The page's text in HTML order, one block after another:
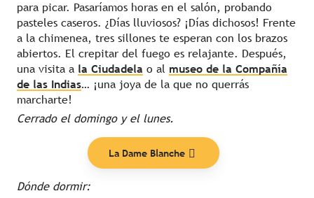
para picar. Pasaríamos horas en el salón, probando
pasteles caseros. ¿Días lluviosos? ¡Días dichosos! Frente
a la chimenea, tres sillones te esperan con los brazos
abiertos. El crepitar del fuego es relajante. Después,
una visita a la Ciudadela o al museo de la Compañía
de las Indias… ¡una joya de la que no querrás
marcharte!
Cerrado el domingo y el lunes.
La Dame Blanche
Dónde dormir: